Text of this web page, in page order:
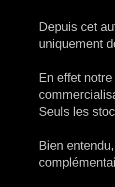
Depuis cet
uniquement
En effet
Seuls les
Bien